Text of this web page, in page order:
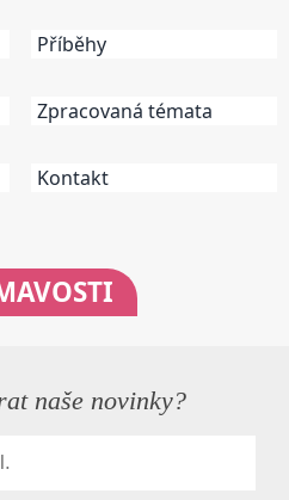
Příběhy
Zpracovaná témata
Kontakt
naše novinky?